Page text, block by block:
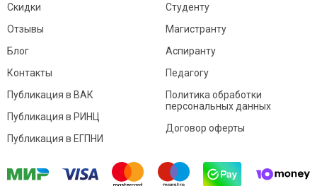
Скидки
Отзывы
Блог
Контакты
Студенту
Магистранту
Аспиранту
Педагогу
Публикация в ВАК
Публикация в РИНЦ
Публикация в ЕГПНИ
Политика обработки
персональных данных
Договор оферты